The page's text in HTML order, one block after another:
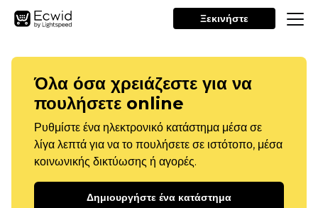
Ξεκινήστε
Όλα όσα χρειάζεστε για να
πουλήσετε online
Ρυθμίστε ένα ηλεκτρονικό κατάστημα μέσα σε
λίγα λεπτά για να το πουλήσετε σε ιστότοπο, μέσα
κοινωνικής δικτύωσης ή αγορές.
Δημιουργήστε ένα κατάστημα